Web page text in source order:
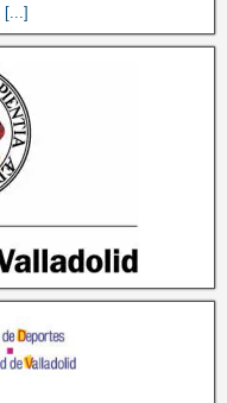
[...]